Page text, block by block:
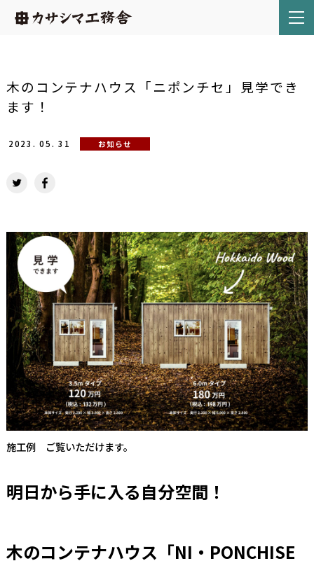
木のコンテナハウス「ニポンチセ」見学でき
ます！
2023. 05. 31 お知らせ
施工例 ご覧いただけます。
明日から手に入る自分空間！
木のコンテナハウス「NI・PONCHISE